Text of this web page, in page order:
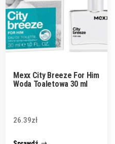
Mexx City Breeze For Him
Woda Toaletowa 30 ml
26.39zł